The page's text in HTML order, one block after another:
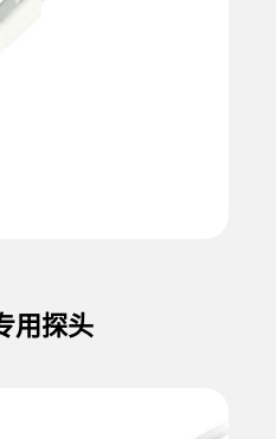
用探头